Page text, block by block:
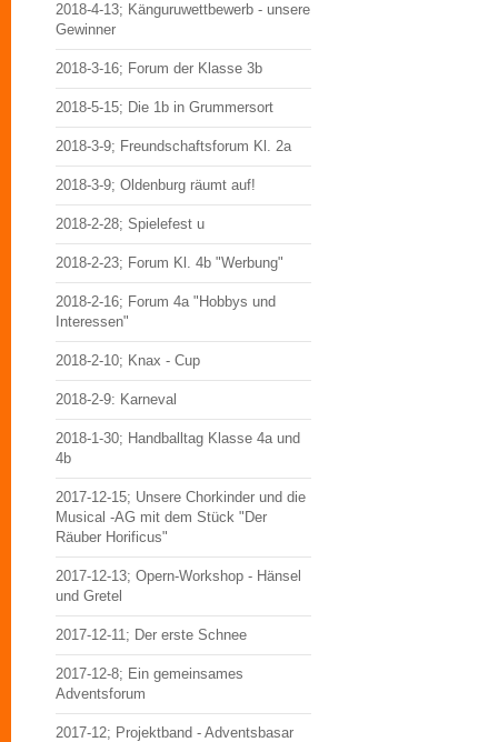
2018-4-13; Känguruwettbewerb - unsere
Gewinner
2018-3-16; Forum der Klasse 3b
2018-5-15; Die 1b in Grummersort
2018-3-9; Freundschaftsforum Kl. 2a
2018-3-9; Oldenburg räumt auf!
2018-2-28; Spielefest u
2018-2-23; Forum Kl. 4b "Werbung"
2018-2-16; Forum 4a "Hobbys und
Interessen"
2018-2-10; Knax - Cup
2018-2-9: Karneval
2018-1-30; Handballtag Klasse 4a und
4b
2017-12-15; Unsere Chorkinder und die
Musical -AG mit dem Stück "Der
Räuber Horificus"
2017-12-13; Opern-Workshop - Hänsel
und Gretel
2017-12-11; Der erste Schnee
2017-12-8; Ein gemeinsames
Adventsforum
2017-12; Projektband - Adventsbasar